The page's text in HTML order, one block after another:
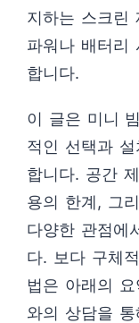
지하는 스크린
파워나 배터리
합니다.
이 글은 미니
적인 선택과
합니다. 공간
용의 한계, 그
다양한 관점에
다. 보다 구체
법은 아래의
와의 상담을